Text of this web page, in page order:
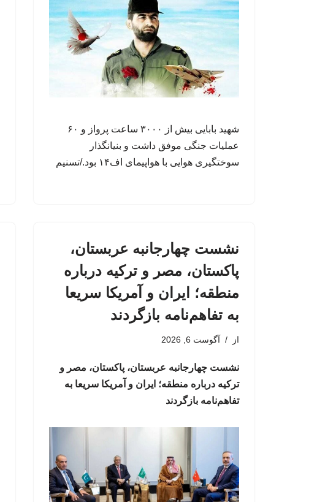
شهید بابایی بیش از ۳۰۰۰ ساعت پرواز و ۶۰
عملیات جنگی موفق داشت و بنیانگذار
سوختگیری هوایی با هواپیمای اف۱۴ بود./تسنیم
نشست چهارجانبه عربستان،
پاکستان، مصر و ترکیه درباره
منطقه؛ ایران و آمریکا سریعا
به تفاهم‌نامه بازگردند
از آگوست 6, 2026
نشست چهارجانبه عربستان، پاکستان، مصر و
ترکیه درباره منطقه؛ ایران و آمریکا سریعا به
تفاهم‌نامه بازگردند